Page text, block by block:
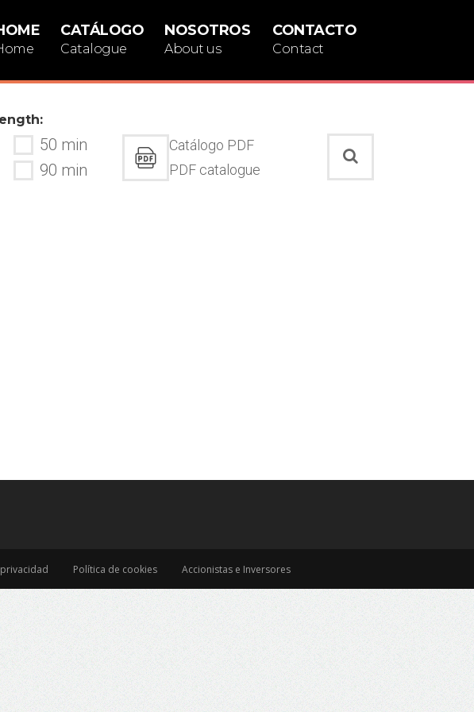
CATÁLOGO
Catalogue
NOSOTROS
About us
CONTACTO
Contact
50 min
90 min
Catálogo PDF
PDF catalogue
Política de cookies
Accionistas e Inversores